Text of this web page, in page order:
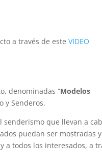
a través de esteVIDEO
denominadas “Modelos
y Senderos.
senderismo que llevan a
puedan ser mostradas y
todos los interesados, a